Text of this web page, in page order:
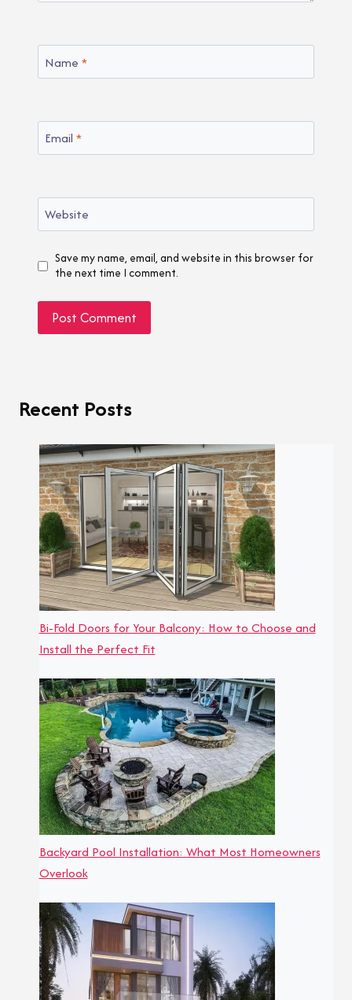
Name *
Email *
Website
Save my name, email, and website in this browser for
the next time I comment.
Recent Posts
Bi-Fold Doors for Your Balcony: How to Choose and
Install the Perfect Fit
Backyard Pool Installation: What Most Homeowners
Overlook